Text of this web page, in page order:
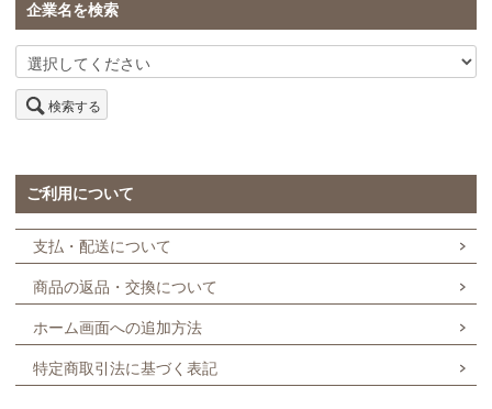
企業名を検索
検索する
ご利用について
支払・配送について
商品の返品・交換について
ホーム画面への追加方法
特定商取引法に基づく表記